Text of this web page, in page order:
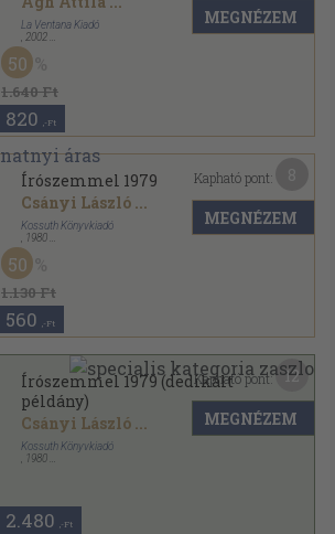
La Ventana Kiadó
2002
Ragasztott papírkötés
1.640 Ft
50
820 ,-Ft
MEGNÉZEM
Írószemmel 1979
Csányi László ...
Kossuth Könyvkiadó
1980
Vászon
Írószemmel sorozat
1.130 Ft
50
560 ,-Ft
Kapható pont:
MEGNÉZEM
Írószemmel 1979 (dedikált
példány)
Csányi László ...
Kossuth Könyvkiadó
1980
2.480 ,-Ft
Kapható pont: 12
MEGNÉZEM